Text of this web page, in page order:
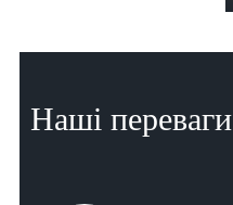
Наші переваги